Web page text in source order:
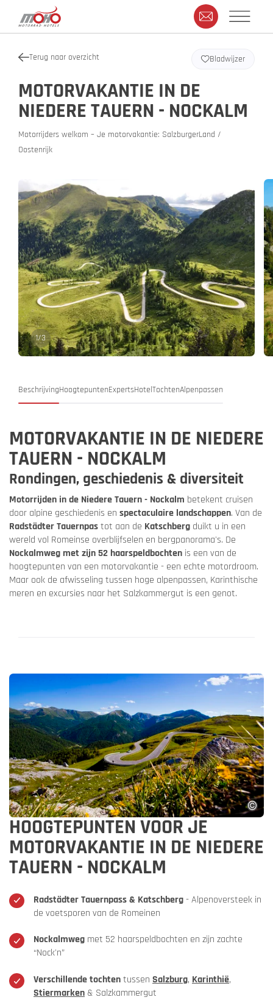
Terug naar overzicht
MOTORVAKANTIE IN DE
NIEDERE TAUERN - NOCKALM
Motorrijders welkom – Je motorvakantie: SalzburgerLand /
Oostenrijk
Bladwijzer
1/3
BeschrijvingHoogtepuntenExpertsHotelTochtenAlpenpassen
MOTORVAKANTIE IN DE NIEDERE
TAUERN - NOCKALM
Rondingen, geschiedenis & diversiteit
Motorrijden in de Niedere Tauern - Nockalm betekent cruisen
door alpine geschiedenis en spectaculaire landschappen. Van de
Radstädter Tauernpastot aan de Katschberg duikt u in een
wereld vol Romeinse overblijfselen en bergpanorama's. De
Nockalmweg met zijn 52 haarspeldbochten is een van de
hoogtepunten van een motorvakantie - een echte motordroom.
Maar ook de afwisseling tussen hoge alpenpassen, Karinthische
meren en excursies naar het Salzkammergut is een genot.
HOOGTEPUNTEN VOOR JE
MOTORVAKANTIE IN DE NIEDERE
TAUERN - NOCKALM
Radstädter Tauernpass & Katschberg- Alpenoversteek in
de voetsporen van de Romeinen
Nockalmweg met 52 haarspeldbochten en zijn zachte
“Nock'n”
Verschillende tochtentussen Salzburg, Karinthië,
Stiermarken & Salzkammergut